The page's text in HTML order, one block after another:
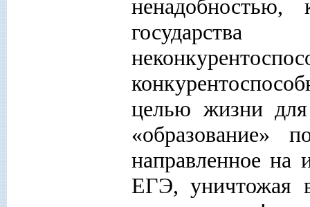
целью жизни
«образование»
направленное
ЕГЭ, уничтожая